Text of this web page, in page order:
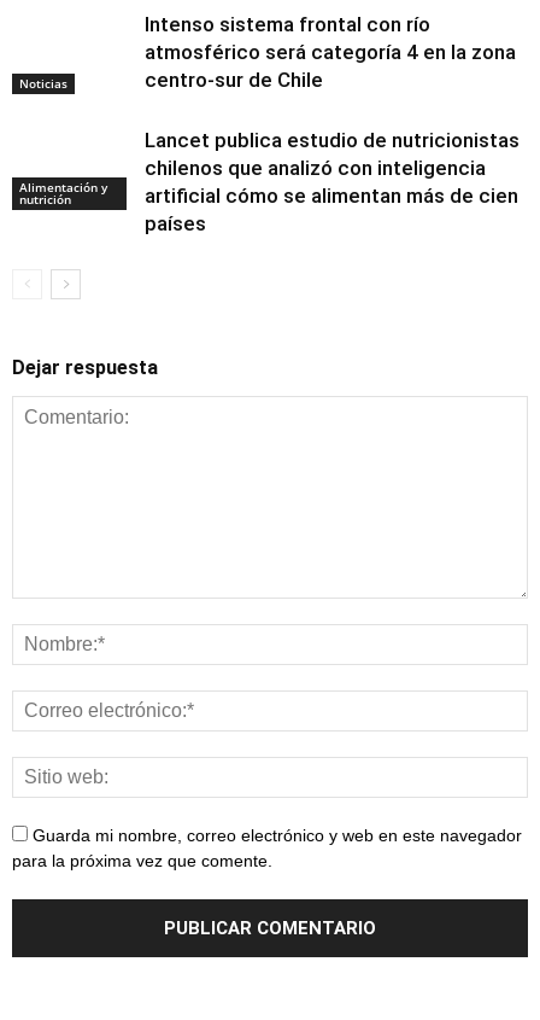
Noticias
Intenso sistema frontal con río
atmosférico será categoría 4 en la zona
centro-sur de Chile
Alimentación y
nutrición
Lancet publica estudio de nutricionistas
chilenos que analizó con inteligencia
artificial cómo se alimentan más de cien
países
Dejar respuesta
Guarda mi nombre, correo electrónico y web en este navegador
para la próxima vez que comente.